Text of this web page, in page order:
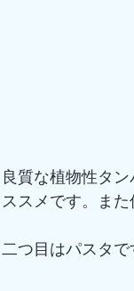
良質な植物性タ
ススメです。ま
二つ目はパスタで